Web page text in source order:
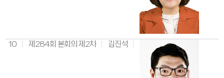
10 제284회 본회의 제2차 김진석